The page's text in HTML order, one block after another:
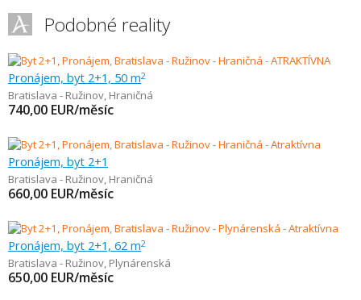
Podobné reality
Pronájem, byt 2+1, 50 m2
Bratislava - Ružinov, Hraničná
740,00 EUR/měsíc
Pronájem, byt 2+1
Bratislava - Ružinov, Hraničná
660,00 EUR/měsíc
Pronájem, byt 2+1, 62 m2
Bratislava - Ružinov, Plynárenská
650,00 EUR/měsíc